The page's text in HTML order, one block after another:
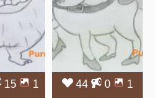
15
1
44 0
1